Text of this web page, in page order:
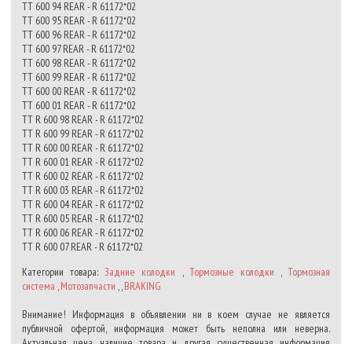
TT 600 94 REAR - R 61172*02
TT 600 95 REAR - R 61172*02
TT 600 96 REAR - R 61172*02
TT 600 97 REAR - R 61172*02
TT 600 98 REAR - R 61172*02
TT 600 99 REAR - R 61172*02
TT 600 00 REAR - R 61172*02
TT 600 01 REAR - R 61172*02
TT R 600 98 REAR - R 61172*02
TT R 600 99 REAR - R 61172*02
TT R 600 00 REAR - R 61172*02
TT R 600 01 REAR - R 61172*02
TT R 600 02 REAR - R 61172*02
TT R 600 03 REAR - R 61172*02
TT R 600 04 REAR - R 61172*02
TT R 600 05 REAR - R 61172*02
TT R 600 06 REAR - R 61172*02
TT R 600 07 REAR - R 61172*02
Категории товара:Задние колодки , Тормозные колодки , Тормозная
система ,Мотозапчасти , ,BRAKING
Внимание! Информация в объявлении ни в коем случае не является
публичной офертой, информация может быть неполна или неверна.